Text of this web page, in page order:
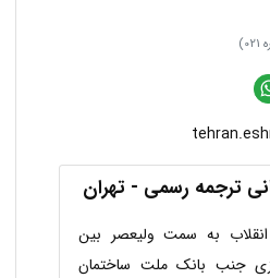
ترجمه رسمی - تهران
انقلاب به سمت ولیعصر بین
جنب بانک ملت ساختمان